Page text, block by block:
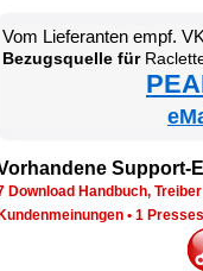
Vom Lie­fe­ran­ten empf.
Be­zugs­quel­le für
Sup­port-
Down­load Hand­buch,
Kun­den­mei­nun­gen • 1